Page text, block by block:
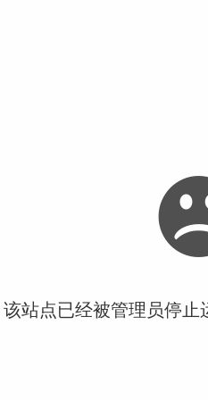
站点已经被管理员停